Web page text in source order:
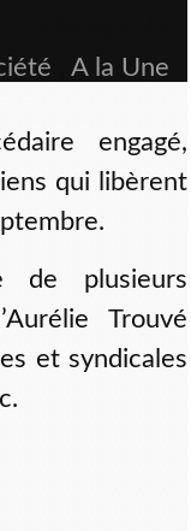
A la Une
engagé,
qui libèrent
de plusieurs
Trouvé
et syndicales